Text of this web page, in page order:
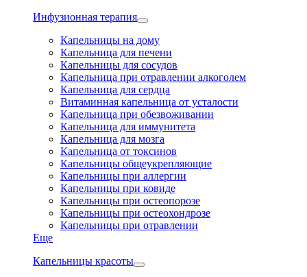
Инфузионная терапия
Капельницы на дому
Капельница для печени
Капельницы для сосудов
Капельница при отравлении алкоголем
Капельница для сердца
Витаминная капельница от усталости
Капельница при обезвоживании
Капельница для иммунитета
Капельница для мозга
Капельница от токсинов
Капельницы общеукрепляющие
Капельницы при аллергии
Капельницы при ковиде
Капельницы при остеопорозе
Капельницы при остеохондрозе
Капельницы при отравлении
Еще
Капельницы красоты